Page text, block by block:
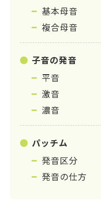
基本母音
複合母音
子音の発音
平音
激音
濃音
パッチム
発音区分
発音の仕方